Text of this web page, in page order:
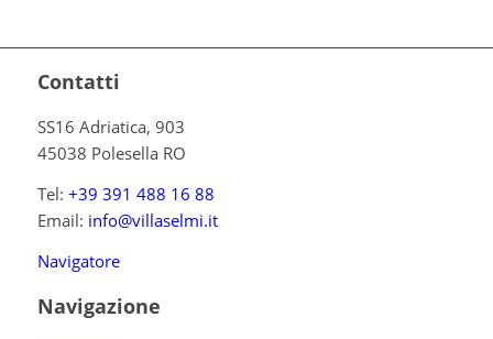
Contatti
SS16 Adriatica, 903
45038 Polesella RO
Tel: +39 391 488 16 88
Email: info@villaselmi.it
Navigatore
Navigazione